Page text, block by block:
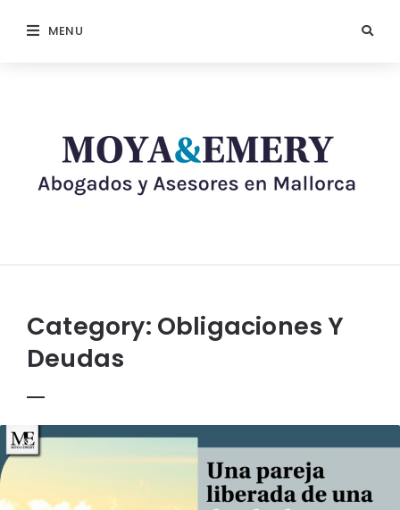
MENU
Category: Obligaciones Y
Deudas